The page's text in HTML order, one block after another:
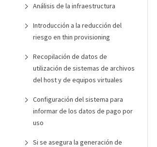
Análisis de la infraestructura
Introducción a la reducción del
riesgo en thin provisioning
Recopilación de datos de
utilización de sistemas de archivos
del host y de equipos virtuales
Configuración del sistema para
informar de los datos de pago por
uso
Si se asegura la generación de